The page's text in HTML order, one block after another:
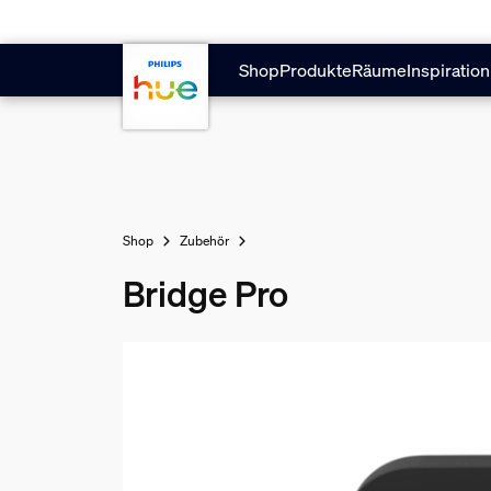
ShopProdukteRäumeInspiration
Shop Zubehör
Bridge Pro